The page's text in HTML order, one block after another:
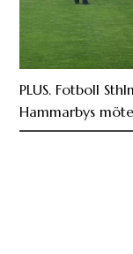
PLUS. Fotboll
Hammarbys